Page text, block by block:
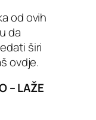
od ovih
da
širi
ovdje.
– LAŽE